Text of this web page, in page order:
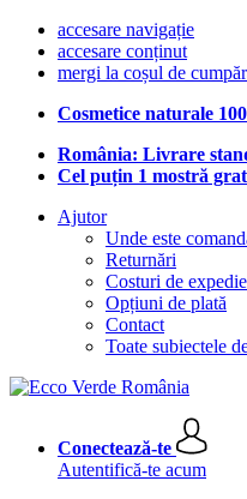
accesare navigație
accesare conținut
mergi la coșul de
Cosmetice naturale
România: Livrare
Cel puțin 1 mostră
Ajutor
Unde este
Returnări
Costuri de
Opțiuni de plată
Contact
Toate subiectele
Conectează-te
Autentifică-te acum